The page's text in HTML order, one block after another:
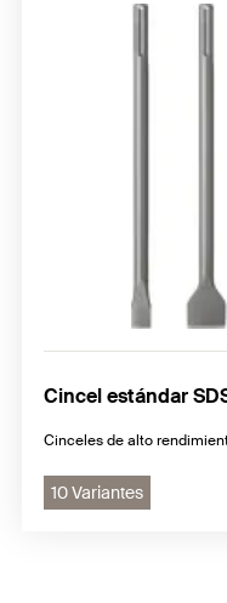
Cincel estándar
Cinceles de alto
10 Variantes